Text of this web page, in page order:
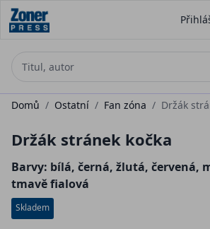
Domů / Ostatní / Fan zóna / Držák
Držák stránek kočka
Barvy: bílá, černá, žlutá, červená,
tmavě fialová
Skladem